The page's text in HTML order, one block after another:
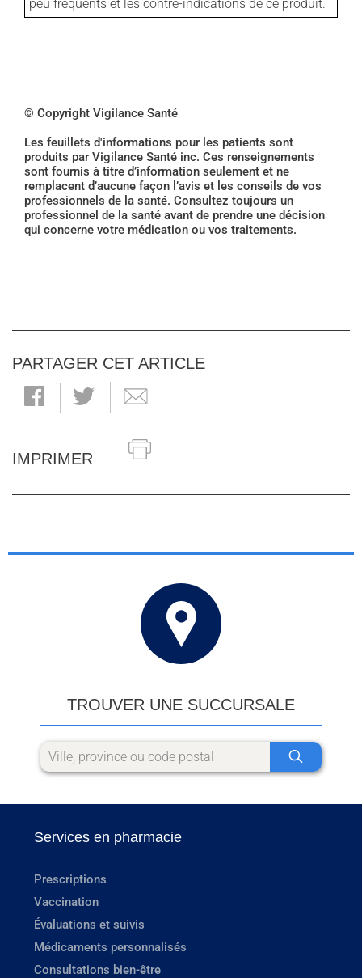
peu fréquents et les contre-indications de ce produit.
© Copyright Vigilance Santé
Les feuillets d'informations pour les patients sont
produits par Vigilance Santé inc. Ces renseignements
sont fournis à titre d’information seulement et ne
remplacent d’aucune façon l’avis et les conseils de vos
professionnels de la santé. Consultez toujours un
professionnel de la santé avant de prendre une décision
qui concerne votre médication ou vos traitements.
PARTAGER CET ARTICLE
IMPRIMER
TROUVER UNE SUCCURSALE
Services en pharmacie
Prescriptions
Vaccination
Évaluations et suivis
Médicaments personnalisés
Consultations bien-être